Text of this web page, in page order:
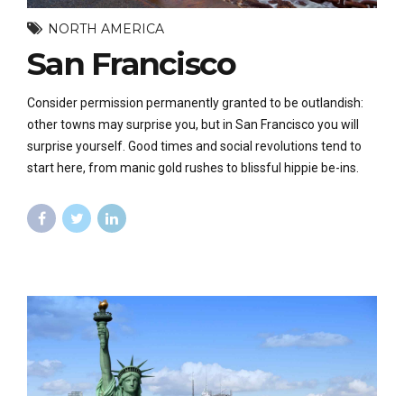
NORTH AMERICA
San Francisco
Consider permission permanently granted to be outlandish:
other towns may surprise you, but in San Francisco you will
surprise yourself. Good times and social revolutions tend to
start here, from manic gold rushes to blissful hippie be-ins.